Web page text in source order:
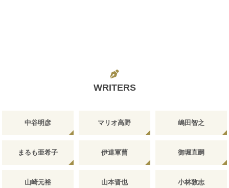
WRITERS
中谷明彦 マリオ高野 嶋田智之
まるも亜希子 伊達軍曹 御堀直嗣
山崎元裕 山本晋也 小林敦志